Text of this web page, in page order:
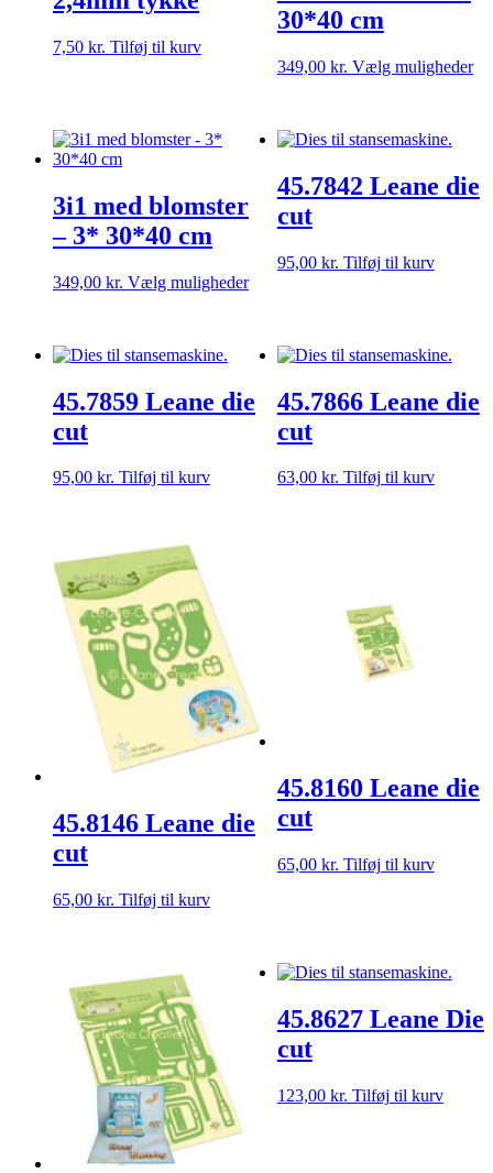
på
7,50 kr. Tilføj til kurv
30*40 cm
349,00 kr. Vælg muligheder
3i1 med blomster
– 3* 30*40 cm
349,00 kr. Vælg mulighederDette
varianter.
kan
vælges
45.7842 Leane die
cut
95,00 kr. Tilføj til kurv
45.7859 Leane die
cut
95,00 kr. Tilføj til kurv
45.7866 Leane die
cut
63,00 kr. Tilføj til kurv
45.8146 Leane die
cut
65,00 kr. Tilføj til kurv
45.8160 Leane die
cut
65,00 kr. Tilføj til kurv
45.8627 Leane Die
cut
123,00 kr. Tilføj til kurv